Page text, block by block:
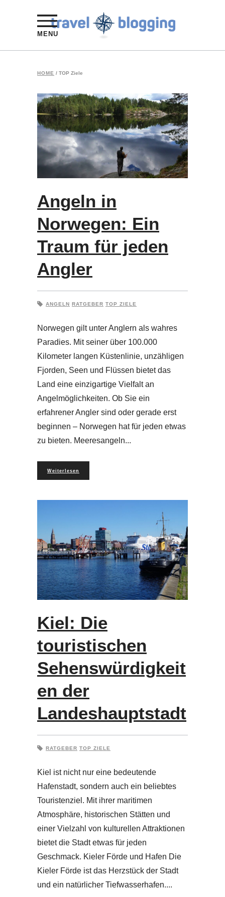
MENU
HOME / TOP Ziele
Angeln in
Norwegen: Ein
Traum für jeden
Angler
ANGELN RATGEBER TOP ZIELE
Norwegen gilt unter Anglern als wahres
Paradies. Mit seiner über 100.000
Kilometer langen Küstenlinie, unzähligen
Fjorden, Seen und Flüssen bietet das
Land eine einzigartige Vielfalt an
Angelmöglichkeiten. Ob Sie ein
erfahrener Angler sind oder gerade erst
beginnen – Norwegen hat für jeden etwas
zu bieten. Meeresangeln
Weiterlesen
Kiel: Die
touristischen
Sehenswürdigkeit
en der
Landeshauptstadt
RATGEBER TOP ZIELE
Kiel ist nicht nur eine bedeutende
Hafenstadt, sondern auch ein beliebtes
Touristenziel. Mit ihrer maritimen
Atmosphäre, historischen Stätten und
einer Vielzahl von kulturellen Attraktionen
bietet die Stadt etwas für jeden
Geschmack. Kieler Förde und Hafen Die
Kieler Förde ist das Herzstück der Stadt
und ein natürlicher Tiefwasserhafen.